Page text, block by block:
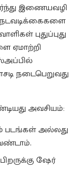
இணையவழி
நடவடிக்கைகளை
புதுப்புது
ஏமாற்றி
நடைபெறுவது
அவசியம்:
படங்கள் அல்லது
ஷேர்